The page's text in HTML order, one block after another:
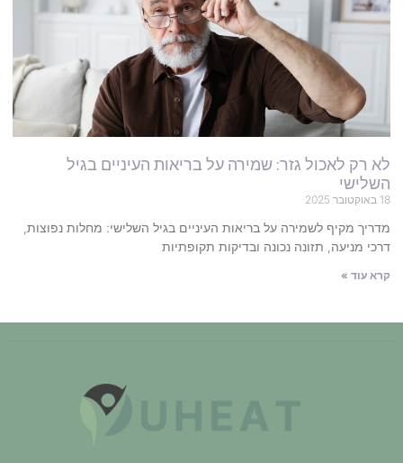
לא רק לאכול גזר: שמירה על בריאות העיניים בגיל
השלישי
18 באוקטובר 2025
מדריך מקיף לשמירה על בריאות העיניים בגיל השלישי: מחלות נפוצות,
דרכי מניעה, תזונה נכונה ובדיקות תקופתיות
קרא עוד »